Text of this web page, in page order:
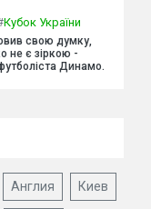
Кубок України
свою думку,
не є зіркою -
Динамо.
Англия Киев